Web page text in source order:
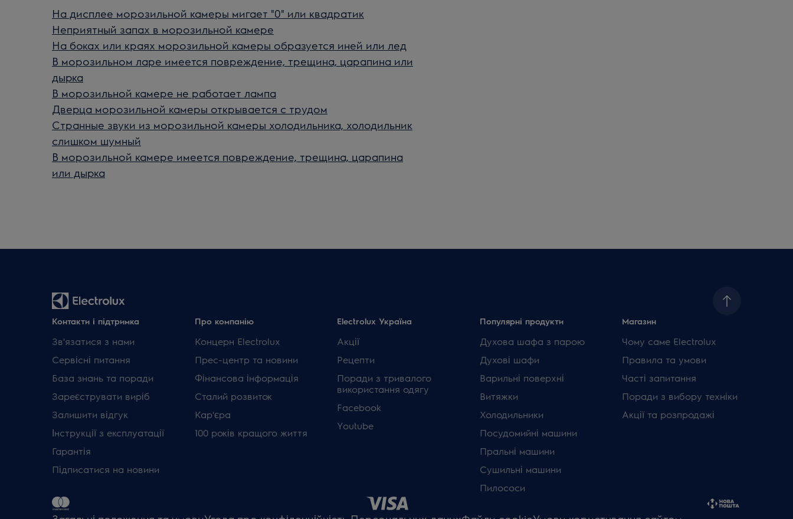
На дисплее морозильной камеры мигает "0" или квадратик
Неприятный запах в морозильной камере
На боках или краях морозильной камеры образуется иней или лед
В морозильном ларе имеется повреждение, трещина, царапина или
дырка
В морозильной камере не работает лампа
Дверца морозильной камеры открывается с трудом
Странные звуки из морозильной камеры холодильника, холодильник
слишком шумный
В морозильной камере имеется повреждение, трещина, царапина
или дырка
Контакти і підтримка
Зв'язатися з нами
Сервісні питання
База знань та поради
Зареєструвати виріб
Залишити відгук
Інструкції з експлуатації
Гарантія
Підписатися на новини
Про компанію
Концерн Electrolux
Прес-центр та новини
Фінансова інформація
Сталий розвиток
Кар'єра
100 років кращого життя
Electrolux Україна
Акції
Рецепти
Поради з тривалого
використання одягу
Facebook
Youtube
Популярні продукти
Духова шафа з парою
Духові шафи
Варильні поверхні
Витяжки
Холодильники
Посудомийні машини
Пральні машини
Сушильні машини
Пилососи
Магазин
Чому саме Electrolux
Правила та умови
Часті запитання
Поради з вибору техніки
Акції та розпродажі